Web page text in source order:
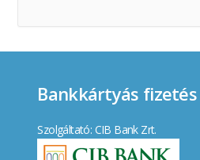
Bankkártyás fizetés
Szolgáltató: CIB Bank Zrt.